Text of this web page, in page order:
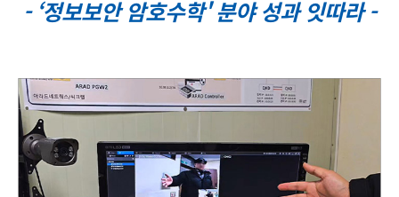
- ‘정보보안 암호수학' 분야 성과 잇따라 -